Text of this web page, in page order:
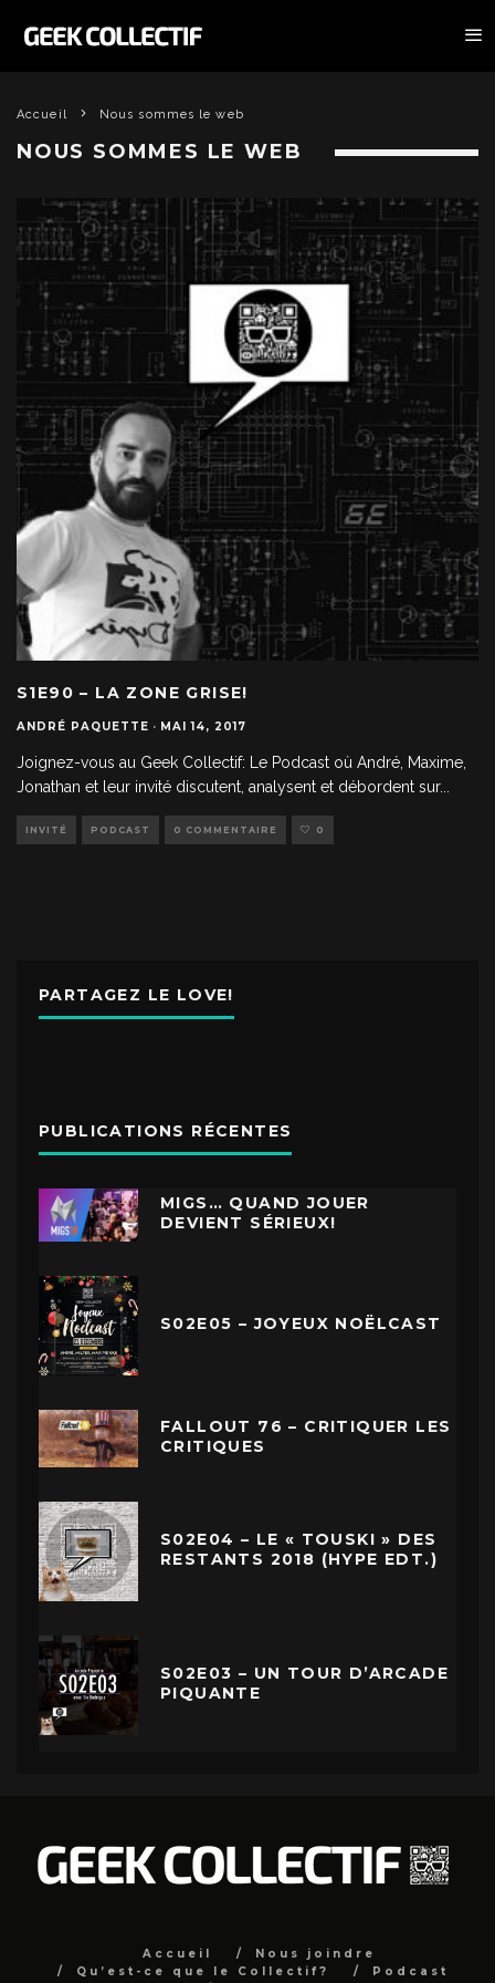
Accueil Nous sommes le web
NOUS SOMMES LE WEB
S1E90 – LA ZONE GRISE!
ANDRÉ PAQUETTE · MAI 14, 2017
Joignez-vous au Geek Collectif: Le Podcast où André, Maxime,
Jonathan et leur invité discutent, analysent et débordent sur...
INVITÉ PODCAST 0 COMMENTAIRE 0
PARTAGEZ LE LOVE!
PUBLICATIONS RÉCENTES
MIGS… QUAND JOUER
DEVIENT SÉRIEUX!
S02E05 – JOYEUX NOËLCAST
FALLOUT 76 – CRITIQUER LES
CRITIQUES
S02E04 – LE « TOUSKI » DES
RESTANTS 2018 (HYPE EDT.)
S02E03 – UN TOUR D’ARCADE
PIQUANTE
Accueil
Nous joindre
Qu’est-ce que le Collectif?
Podcast